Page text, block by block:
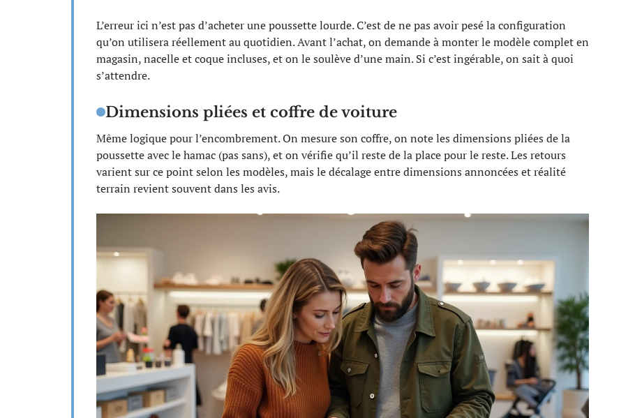
L’erreur ici n’est pas d’acheter une poussette lourde. C’est de ne pas avoir pesé la configuration
qu’on utilisera réellement au quotidien. Avant l’achat, on demande à monter le modèle complet en
magasin, nacelle et coque incluses, et on le soulève d’une main. Si c’est ingérable, on sait à quoi
s’attendre.
Dimensions pliées et coffre de voiture
Même logique pour l’encombrement. On mesure son coffre, on note les dimensions pliées de la
poussette avec le hamac (pas sans), et on vérifie qu’il reste de la place pour le reste. Les retours
varient sur ce point selon les modèles, mais le décalage entre dimensions annoncées et réalité
terrain revient souvent dans les avis.